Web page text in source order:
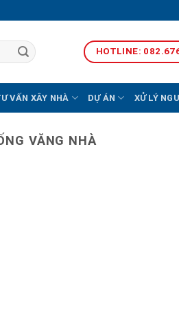
HOTLINE:
VẤN XÂY NHÀ DỰ ÁN XỬ LÝ
VĂNG NHÀ